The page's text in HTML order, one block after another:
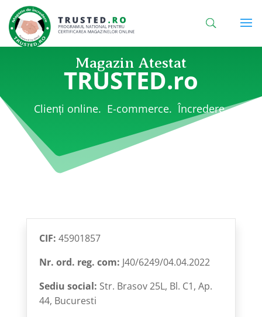
Magazin Atestat
TRUSTED.ro
Clienți online. E-commerce. Încredere.
CIF: 45901857
Nr. ord. reg. com: J40/6249/04.04.2022
Sediu social: Str. Brasov 25L, Bl. C1, Ap.
44, Bucuresti